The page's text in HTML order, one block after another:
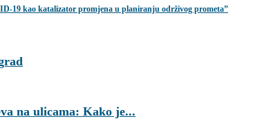
19 kao katalizator promjena u planiranju održivog prometa”
na ulicama: Kako je...